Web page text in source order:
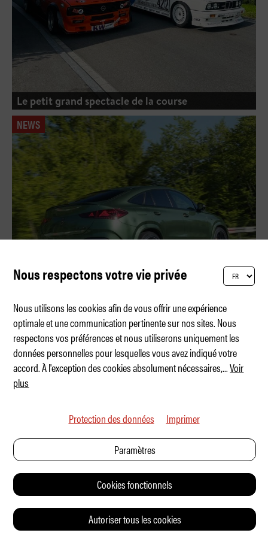
Le petit grand spectacle de la course
NEWS
Le V8 est bien vivant !
Nous respectons votre vie privée
Nous utilisons les cookies afin de vous offrir une expérience
optimale et une communication pertinente sur nos sites. Nous
respectons vos préférences et nous utiliserons uniquement les
données personnelles pour lesquelles vous avez indiqué votre
accord. À l'exception des cookies absolument nécessaires,...Voir
plus
Protection des données Imprimer
Paramètres
Cookies fonctionnels
Autoriser tous les cookies